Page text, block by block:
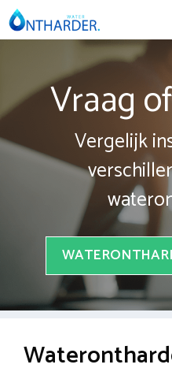
Spring
naar
Vraag
Vergelijk